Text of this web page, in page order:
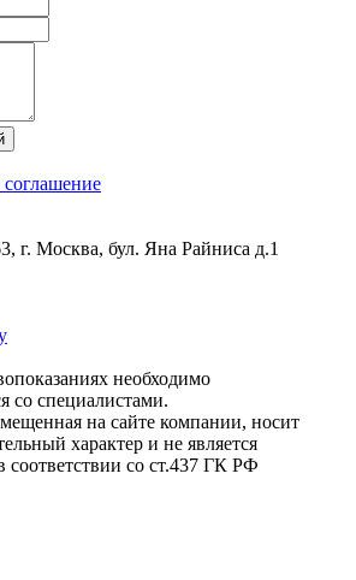
соглашение
г. Москва, бул. Яна Райниса д.1
необходимо
со специалистами.
на сайте компании, носит
характер и не является
соответствии со ст.437 ГК РФ